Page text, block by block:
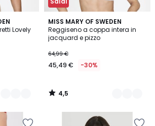
Lovely
MISS MARY OF SWEDEN
Reggiseno a coppa intera in
jacquard e pizzo
64,99 €
45,49 € -30%
4,5
/ 5
5
Colori
4,5
/